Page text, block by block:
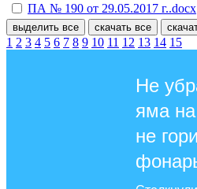
ПА № 190 от 29.05.2017 г..docx
выделить все скачать все
1 2 3 4 5 6 7 8 9 10 11 12 13 14 15
Не
яма
не